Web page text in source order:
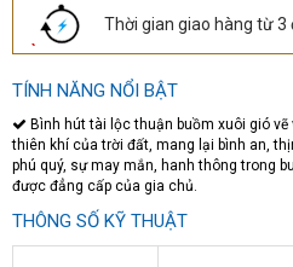
Thời gian giao hàng từ 3
TÍNH NĂNG NỔI BẬT
Bình hút tài lộc thuận buồm xuôi gió
thiên khí của trời đất, mang lại bình an,
phú quý, sự may mắn, hanh thông trong
được đẳng cấp của gia chủ.
THÔNG SỐ KỸ THUẬT